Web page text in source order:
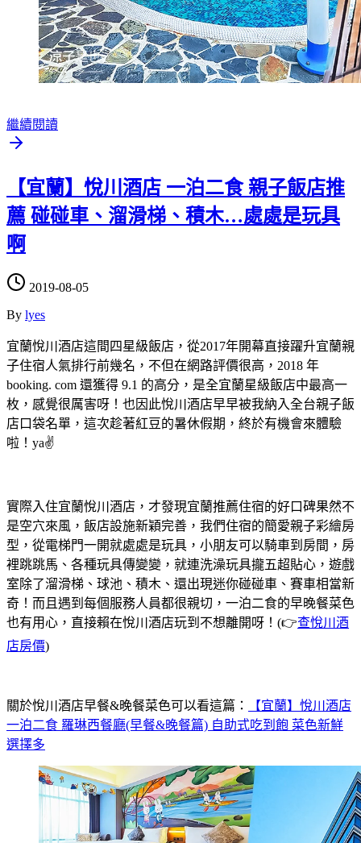
繼續閱讀
【宜蘭】悅川酒店 一泊二食 親子飯店推
薦 碰碰車、溜滑梯、積木…處處是玩具
啊
2019-08-05
By lyes
宜蘭悅川酒店這間四星級飯店，從2017年開幕直接躍升宜蘭親
子住宿人氣排行前幾名，不但在網路評價很高，2018 年
booking. com 還獲得 9.1 的高分，是全宜蘭星級飯店中最高一
枚，感覺很厲害呀！也因此悅川酒店早早被我納入全台親子飯
店口袋名單，這次趁著紅豆的暑休假期，終於有機會來體驗
啦！ya✌️
實際入住宜蘭悅川酒店，才發現宜蘭推薦住宿的好口碑果然不
是空穴來風，飯店設施新穎完善，我們住宿的簡愛親子彩繪房
型，從電梯門一開就處處是玩具，小朋友可以騎車到房間，房
裡跳跳馬、各種玩具傳變變，就連洗澡玩具攏五超貼心，遊戲
室除了溜滑梯、球池、積木、還出現迷你碰碰車、賽車相當新
奇！而且遇到每個服務人員都很親切，一泊二食的早晚餐菜色
也有用心，直接賴在悅川酒店玩到不想離開呀！(👉查悅川酒
店房價)
關於悅川酒店早餐&晚餐菜色可以看這篇：
【宜蘭】悅川酒店
一泊二食 羅琳西餐廳(早餐&晚餐篇) 自助式吃到飽 菜色新鮮
選擇多